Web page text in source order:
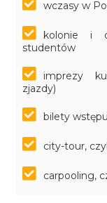
wczasy w
kolonie i
studentów
imprezy
zjazdy)
bilety wstępu
city-tour,
carpooling,